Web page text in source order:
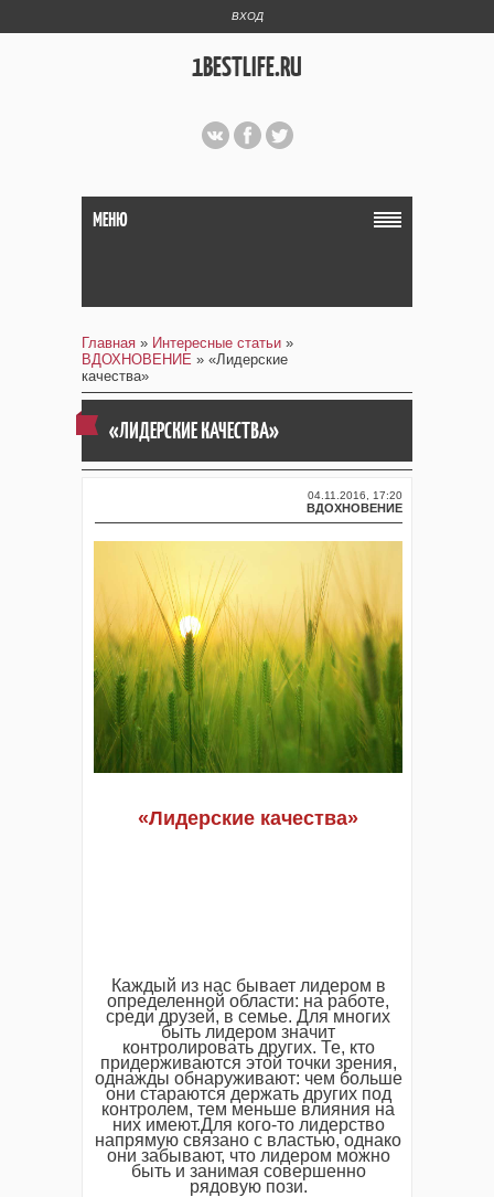
ВХОД
1BESTLIFE.RU
МЕНЮ
Главная » Интересные статьи »
ВДОХНОВЕНИЕ » «Лидерские
качества»
«ЛИДЕРСКИЕ КАЧЕСТВА»
04.11.2016, 17:20
ВДОХНОВЕНИЕ
«Лидерские качества»
Каждый из нас бывает лидером в
определенной области: на работе,
среди друзей, в семье. Для многих
быть лидером значит
контролировать других. Те, кто
придерживаются этой точки зрения,
однажды обнаруживают: чем больше
они стараются держать других под
контролем, тем меньше влияния на
них имеют.Для кого-то лидерство
напрямую связано с властью, однако
они забывают, что лидером можно
быть и занимая совершенно
рядовую пози.